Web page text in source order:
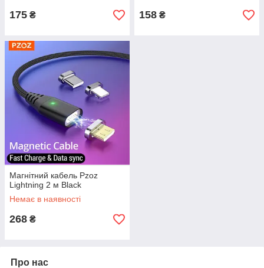
175 ₴ 158 ₴
Магнітний кабель Pzoz
Lightning 2 м Black
Немає в наявності
268 ₴
Про нас